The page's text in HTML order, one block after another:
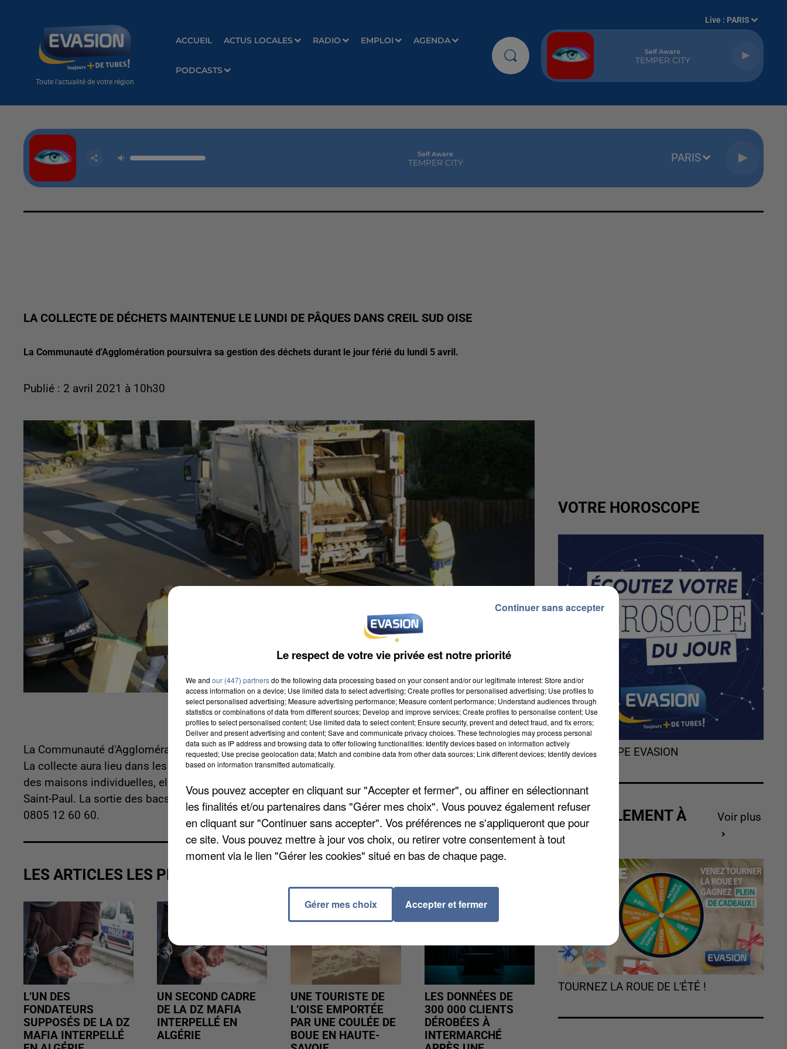
Toute l'actualité de votre région
ACCUEIL ACTUS LOCALES RADIO EMPLOI AGENDA
PODCASTS
Live : PARIS
Self Aware
TEMPER CITY
Self Aware
TEMPER CITY PARIS
LA COLLECTE DE DÉCHETS MAINTENUE LE LUNDI DE PÂQUES DANS CREIL SUD OISE
La Communauté d'Agglomération poursuivra sa gestion des déchets durant le jour férié du lundi 5 avril.
Publié : 2 avril 2021 à 10h30
La Communauté d'Agglomération poursuivra sa gestion des déchets durant le jour férié du lundi 5 avril.
La collecte aura lieu dans les habitats collectifs des différentes communes. Concernant les poubelles
des maisons individuelles, elles seront vidées seulement à Rousseloy, Saint-Vaast-lès-Mello et Villers-
Saint-Paul. La sortie des bacs doit se faire à partir de 19 heures la veille du ramassage. Plus d'infos au
0805 12 60 60.
LES ARTICLES LES PLUS VUS
L’UN DES
FONDATEURS
SUPPOSÉS DE LA DZ
MAFIA INTERPELLÉ
UN SECOND CADRE
DE LA DZ MAFIA
INTERPELLÉ EN
ALGÉRIE
UNE TOURISTE DE
L’OISE EMPORTÉE
PAR UNE COULÉE DE
BOUE EN HAUTE-
LES DONNÉES DE
300 000 CLIENTS
DÉROBÉES À
INTERMARCHÉ
VOTRE HOROSCOPE
L'HOROSCOPE EVASION
ACTUELLEMENT À
GAGNER
Voir plus
TOURNEZ LA ROUE DE L'ÉTÉ !
Le respect de votre vie privée est notre priorité
We and our (447) partnersdo the following data processing based on your consent and/or our legitimate interest: Store and/or
access information on a device; Use limited data to select advertising; Create profiles for personalised advertising; Use profiles to
select personalised advertising; Measure advertising performance; Measure content performance; Understand audiences through
statistics or combinations of data from different sources; Develop and improve services; Create profiles to personalise content; Use
profiles to select personalised content; Use limited data to select content; Ensure security, prevent and detect fraud, and fix errors;
Deliver and present advertising and content; Save and communicate privacy choices. These technologies may process personal
data such as IP address and browsing data to offer following functionalities: Identify devices based on information actively
requested; Use precise geolocation data; Match and combine data from other data sources; Link different devices; Identify devices
based on information transmitted automatically.
Vous pouvez accepter en cliquant sur "Accepter et fermer", ou affiner en sélectionnant
les finalités et/ou partenaires dans "Gérer mes choix". Vous pouvez également refuser
en cliquant sur "Continuer sans accepter". Vos préférences ne s'appliqueront que pour
ce site. Vous pouvez mettre à jour vos choix, ou retirer votre consentement à tout
moment via le lien "Gérer les cookies" situé en bas de chaque page.
Gérer mes choix Accepter et fermer
Continuer sans accepter